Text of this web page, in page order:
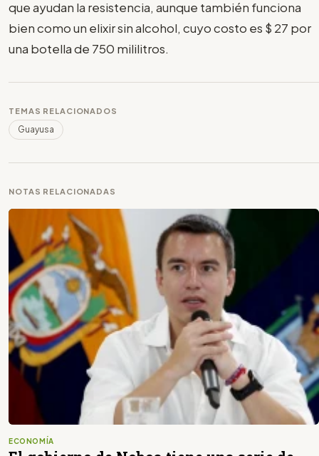
que ayudan la resistencia, aunque también funciona
bien como un elixir sin alcohol, cuyo costo es $ 27 por
una botella de 750 mililitros.
TEMAS RELACIONADOS
Guayusa
NOTAS RELACIONADAS
ECONOMÍA